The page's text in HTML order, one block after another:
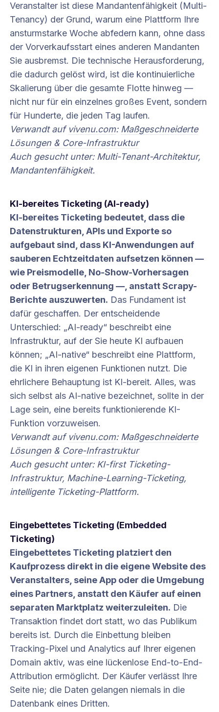
Veranstalter ist diese Mandantenfähigkeit (Multi-
Tenancy) der Grund, warum eine Plattform Ihre
ansturmstarke Woche abfedern kann, ohne dass
der Vorverkaufsstart eines anderen Mandanten
Sie ausbremst. Die technische Herausforderung,
die dadurch gelöst wird, ist die kontinuierliche
Skalierung über die gesamte Flotte hinweg —
nicht nur für ein einzelnes großes Event, sondern
für Hunderte, die jeden Tag laufen.
Verwandt auf vivenu.com: Maßgeschneiderte
Lösungen & Core-Infrastruktur
Auch gesucht unter: Multi-Tenant-Architektur,
Mandantenfähigkeit.
KI-bereites Ticketing (AI-ready)
KI-bereites Ticketing bedeutet, dass die
Datenstrukturen, APIs und Exporte so
aufgebaut sind, dass KI-Anwendungen auf
sauberen Echtzeitdaten aufsetzen können —
wie Preismodelle, No-Show-Vorhersagen
oder Betrugserkennung —, anstatt Scrapy-
Berichte auszuwerten. Das Fundament ist
dafür geschaffen. Der entscheidende
Unterschied: „AI-ready“ beschreibt eine
Infrastruktur, auf der Sie heute KI aufbauen
können; „AI-native“ beschreibt eine Plattform,
die KI in ihren eigenen Funktionen nutzt. Die
ehrlichere Behauptung ist KI-bereit. Alles, was
sich selbst als AI-native bezeichnet, sollte in der
Lage sein, eine bereits funktionierende KI-
Funktion vorzuweisen.
Verwandt auf vivenu.com: Maßgeschneiderte
Lösungen & Core-Infrastruktur
Auch gesucht unter: KI-first Ticketing-
Infrastruktur, Machine-Learning-Ticketing,
intelligente Ticketing-Plattform.
Eingebettetes Ticketing (Embedded
Ticketing)
Eingebettetes Ticketing platziert den
Kaufprozess direkt in die eigene Website des
Veranstalters, seine App oder die Umgebung
eines Partners, anstatt den Käufer auf einen
separaten Marktplatz weiterzuleiten. Die
Transaktion findet dort statt, wo das Publikum
bereits ist. Durch die Einbettung bleiben
Tracking-Pixel und Analytics auf Ihrer eigenen
Domain aktiv, was eine lückenlose End-to-End-
Attribution ermöglicht. Der Käufer verlässt Ihre
Seite nie; die Daten gelangen niemals in die
Datenbank eines Dritten.